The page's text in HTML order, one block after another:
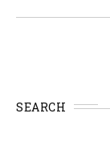
SEARCH